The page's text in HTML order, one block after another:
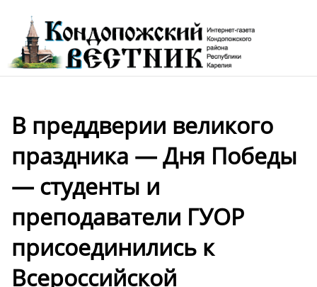
В преддверии великого
праздника — Дня Победы
— студенты и
преподаватели ГУОР
присоединились к
Всероссийской